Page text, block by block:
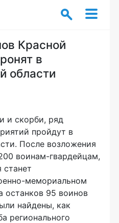
Красной
в
области
и скорби, ряд
пройдут в
После возложения
воинам-гвардейцам,
мемориальном
останков 95 воинов
найдены, как
регионального